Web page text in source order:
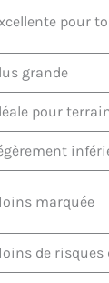
pour
grande
pour
marquée
de risques